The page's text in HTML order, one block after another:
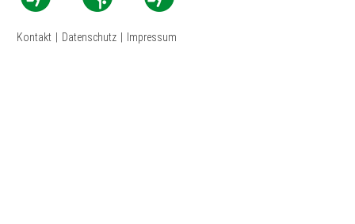
Kontakt | Datenschutz | Impressum